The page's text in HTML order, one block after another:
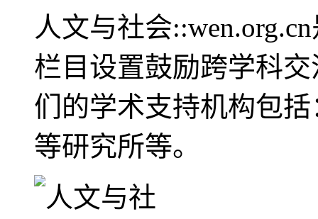
人文与社会
栏目设置鼓励跨学科
们的学术支持机构包
等研究所等。